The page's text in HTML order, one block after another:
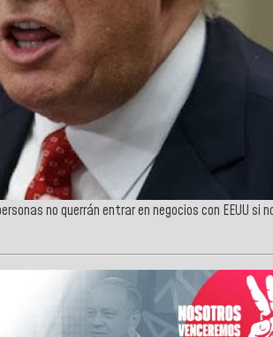
no querrán entrar en negocios con EEUU si